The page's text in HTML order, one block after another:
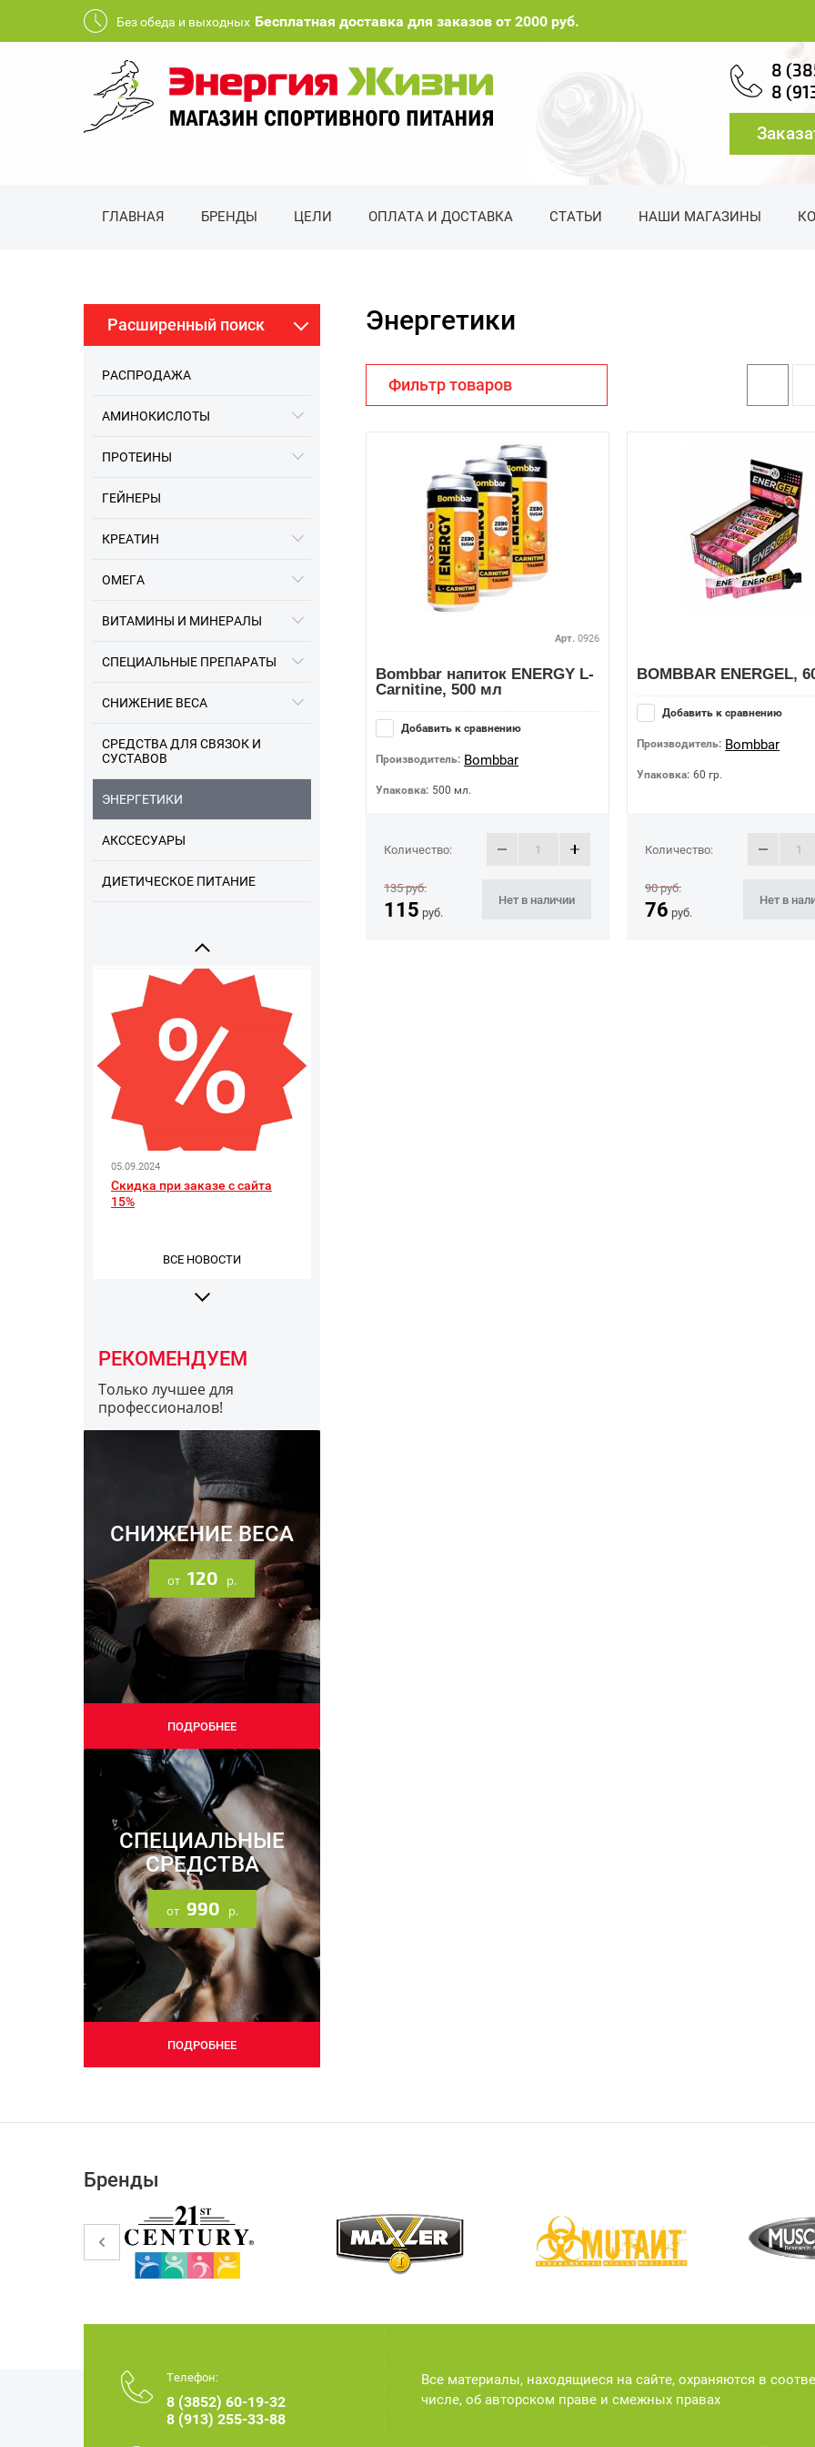
Без обеда и выходных Бесплатная доставка для заказов от 2000 руб.
8
8
ГЛАВНАЯ БРЕНДЫ ЦЕЛИ ОПЛАТА И ДОСТАВКА СТАТЬИ НАШИ МАГАЗИНЫ
Расширенный поиск
РАСПРОДАЖА
АМИНОКИСЛОТЫ
ПРОТЕИНЫ
ГЕЙНЕРЫ
КРЕАТИН
ОМЕГА
ВИТАМИНЫ И МИНЕРАЛЫ
СПЕЦИАЛЬНЫЕ ПРЕПАРАТЫ
СНИЖЕНИЕ ВЕСА
СРЕДСТВА ДЛЯ СВЯЗОК И
СУСТАВОВ
ЭНЕРГЕТИКИ
АКССЕСУАРЫ
ДИЕТИЧЕСКОЕ ПИТАНИЕ
Информация про разные
09.09.2025
05.09.2024
Скидка при заказе с сайта
15%
Информация про разные
заводы Optimum Nutrition
соцсети
ВСЕ НОВОСТИ
РЕКОМЕНДУЕМ
Только лучшее для
профессионалов!
СНИЖЕНИЕ ВЕСА
от 120 р.
ПОДРОБНЕЕ
СПЕЦИАЛЬНЫЕ
СРЕДСТВА
от 990 р.
ПОДРОБНЕЕ
Энергетики
Фильтр товаров
Арт. 0926
Bombbar напиток ENERGY L-
Carnitine, 500 мл
Добавить к сравнению
Производитель: Bombbar
Упаковка: 500 мл.
Количество:
135руб.
115 руб.
Нет в наличии
BOMBBAR ENERGEL,
Добавить к сравнению
Производитель: Bombbar
Упаковка: 60 гр.
Количество:
90руб.
76 руб.
Нет в
Бренды
Телефон:
8 (3852) 60-19-32
8 (913) 255-33-88
Все материалы, находящиеся на сайте, охраняются в
числе, об авторском праве и смежных правах